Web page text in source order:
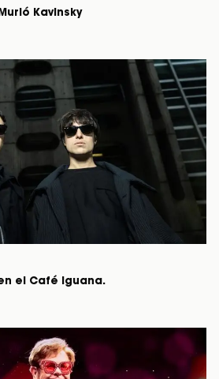
Kavinsky
el Café Iguana.